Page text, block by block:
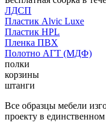
ЛДСП
Пластик Alvic Luxe
Пластик HPL
Пленка ПВХ
Полотно АГТ (МДФ)
полки
корзины
штанги
Все образцы мебели
проекту в единственном